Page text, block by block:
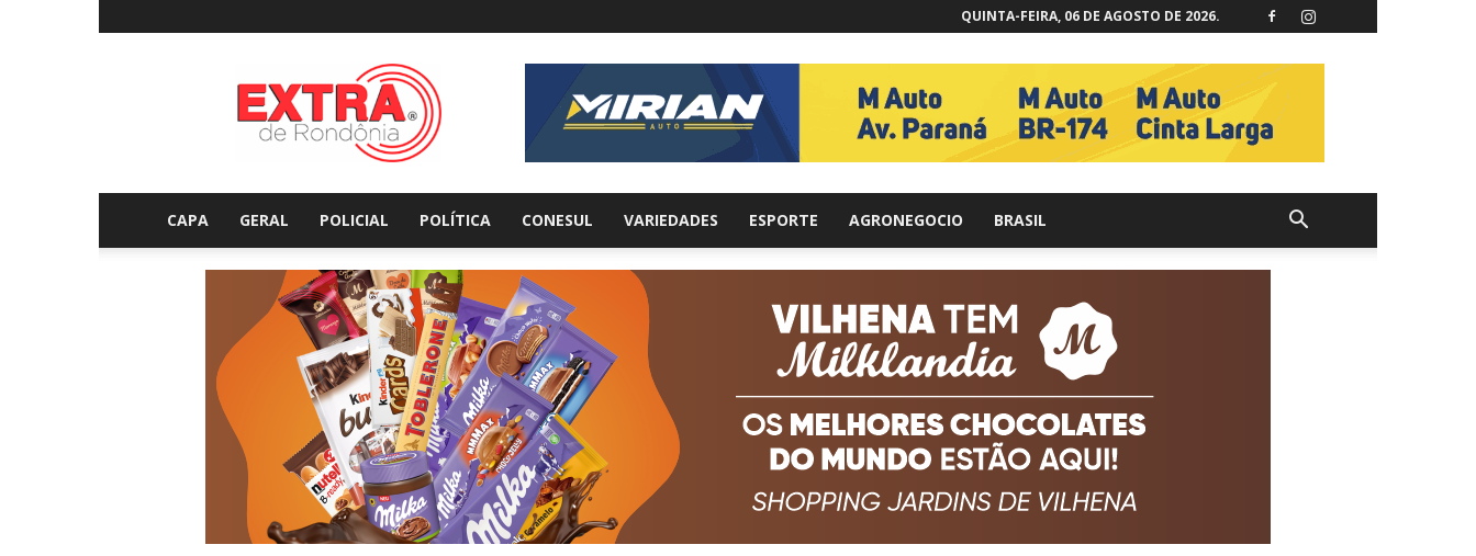
QUINTA-FEIRA, 06 DE AGOSTO DE 2026.
Extraderondonia.com.br
CAPA GERAL POLICIAL POLÍTICA CONESUL VARIEDADES ESPORTE AGRONEGOCIO BRASIL